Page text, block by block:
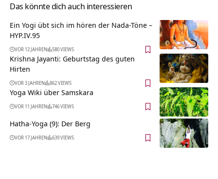
Das könnte dich auch interessieren
Ein Yogi übt sich im hören der Nada-Töne –
HYP.IV.95
VOR 12 JAHREN 580 VIEWS
Krishna Jayanti: Geburtstag des guten
Hirten
VOR 3 JAHREN 862 VIEWS
Yoga Wiki über Samskara
VOR 11 JAHREN 746 VIEWS
Hatha-Yoga (9): Der Berg
VOR 17 JAHREN 639 VIEWS